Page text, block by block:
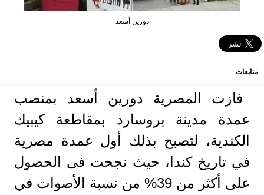
دورين أسعد
متابعات
فازت المصرية دورين أسعد بمنصب
عمدة مدينة بروسارد بمقاطعة كيبيك
الكندية، لتصبح بذلك أول عمدة مصرية
في تاريخ كندا، حيث نجحت فى الحصول
على أكثر من 39% من نسبة الأصوات في